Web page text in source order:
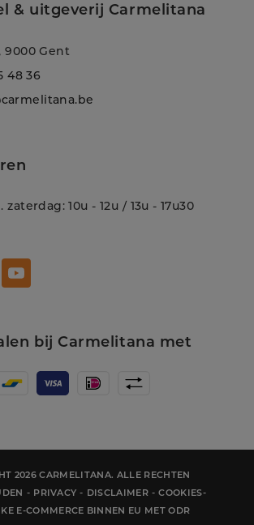
& uitgeverij Carmelitana
9000 Gent
48 36
10u - 12u / 13u - 17u30
bij Carmelitana met
2026 CARMELITANA. ALLE RECHTEN
- PRIVACY - DISCLAIMER - COOKIES-
E-COMMERCE BINNEN EU MET ODR